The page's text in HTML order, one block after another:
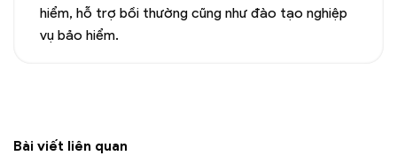
hiểm, hỗ trợ bồi thường cũng như đào tạo nghiệp
vụ bảo hiểm.
Bài viết liên quan